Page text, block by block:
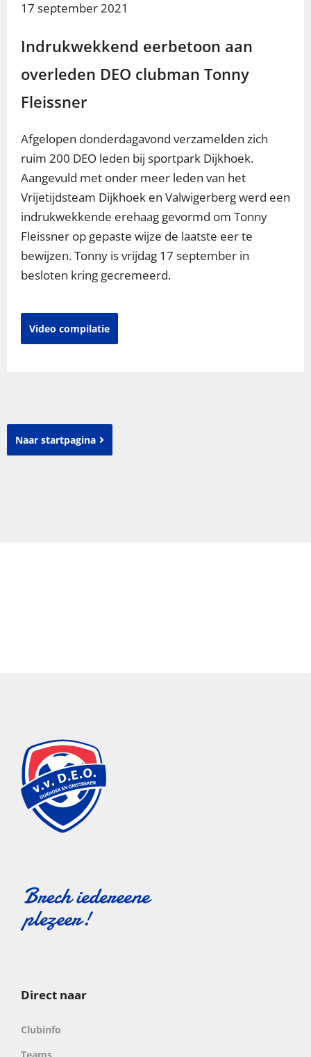
17 september 2021
Indrukwekkend eerbetoon aan
overleden DEO clubman Tonny
Fleissner
Afgelopen donderdagavond verzamelden zich
ruim 200 DEO leden bij sportpark Dijkhoek.
Aangevuld met onder meer leden van het
Vrijetijdsteam Dijkhoek en Valwigerberg werd een
indrukwekkende erehaag gevormd om Tonny
Fleissner op gepaste wijze de laatste eer te
bewijzen. Tonny is vrijdag 17 september in
besloten kring gecremeerd.
Video compilatie
Naar startpagina
Direct naar
Clubinfo